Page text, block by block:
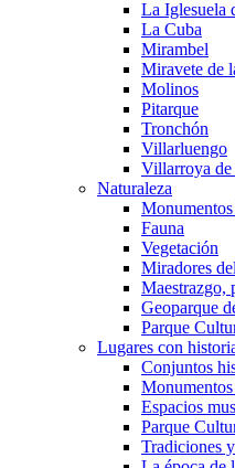
La Iglesuela
La Cuba
Mirambel
Miravete de
Molinos
Pitarque
Tronchón
Villarluengo
Villarroya de
Naturaleza
Fauna
Vegetación
Miradores
Maestrazgo,
Geoparque
Parque
Lugares con
Conjuntos
Espacios
Parque
Tradiciones